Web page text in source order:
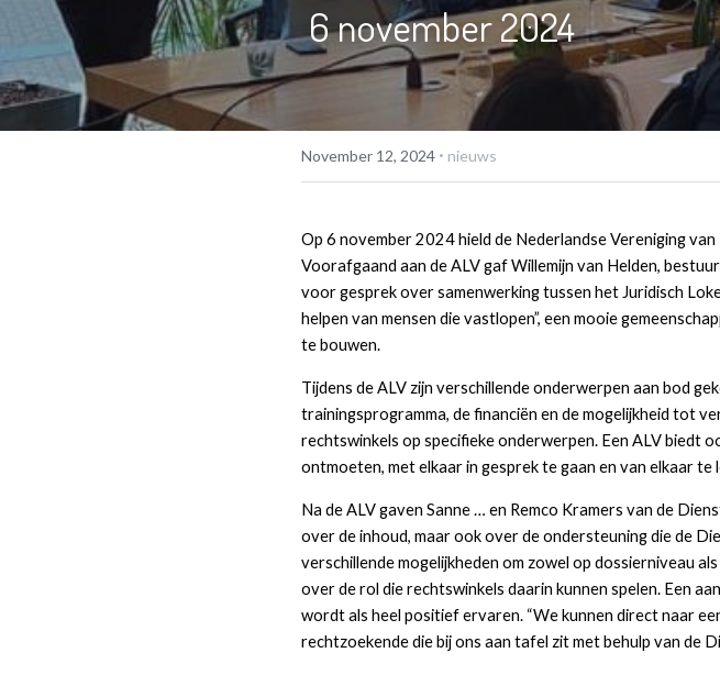
6 november 2024
November 12, 2024 · nieuws
Op 6 november 2024 hield de Nederlandse Vereniging
Voorafgaand aan de ALV gaf Willemijn van Helden,
voor gesprek over samenwerking tussen het Juridisch
helpen van mensen die vastlopen”, een mooie
te bouwen.
Tijdens de ALV zijn verschillende onderwerpen aan bod
trainingsprogramma, de financiën en de mogelijkheid tot
rechtswinkels op specifieke onderwerpen. Een ALV biedt
ontmoeten, met elkaar in gesprek te gaan en van elkaar te
Na de ALV gaven Sanne … en Remco Kramers van de
over de inhoud, maar ook over de ondersteuning die de
verschillende mogelijkheden om zowel op dossierniveau
over de rol die rechtswinkels daarin kunnen spelen. Een
wordt als heel positief ervaren. “We kunnen direct naar
rechtzoekende die bij ons aan tafel zit met behulp van de